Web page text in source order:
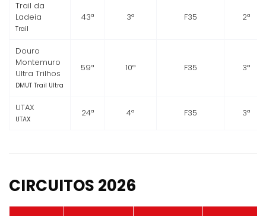
Trail da
Ladeia
Trail
43ª 3ª F35 2ª
Douro
Montemuro
Ultra Trilhos
DMUT Trail Ultra
59ª 10ª F35 3ª
UTAX
UTAX
24ª 4ª F35 3ª
CIRCUITOS 2026